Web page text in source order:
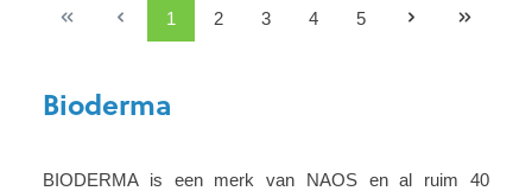
1 2 3 4 5
Bioderma
BIODERMA is een merk van NAOS en al ruim 40